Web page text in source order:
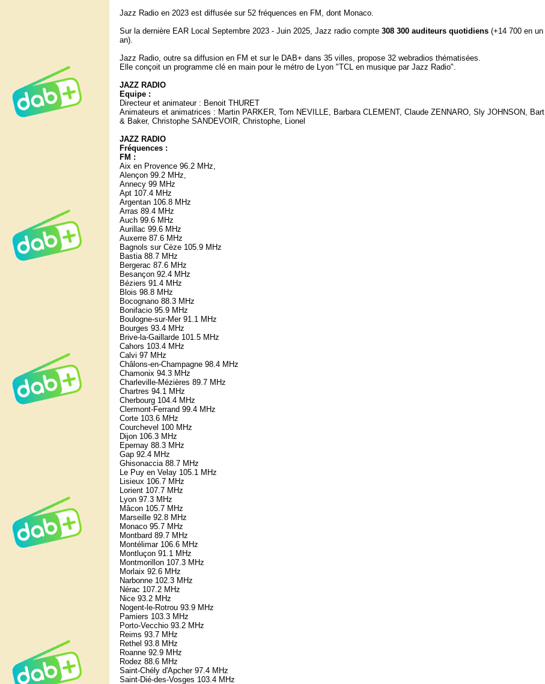
Jazz Radio en 2023 est diffusée sur 52 fréquences en FM, dont Monaco.
Sur la dernière EAR Local Septembre 2023 - Juin 2025, Jazz radio compte 308 300 auditeurs quotidiens (+14 700 en un
an).
Jazz Radio, outre sa diffusion en FM et sur le DAB+ dans 35 villes, propose 32 webradios thématisées.
Elle conçoit un programme clé en main pour le métro de Lyon "TCL en musique par Jazz Radio".
JAZZ RADIO
Equipe :
Directeur et animateur : Benoit THURET
Animateurs et animatrices : Martin PARKER, Tom NEVILLE, Barbara CLEMENT, Claude ZENNARO, Sly JOHNSON, Bart
& Baker, Christophe SANDEVOIR, Christophe, Lionel
JAZZ RADIO
Fréquences :
FM :
Aix en Provence 96.2 MHz,
Alençon 99.2 MHz,
Annecy 99 MHz
Apt 107.4 MHz
Argentan 106.8 MHz
Arras 89.4 MHz
Auch 99.6 MHz
Aurillac 99.6 MHz
Auxerre 87.6 MHz
Bagnols sur Cèze 105.9 MHz
Bastia 88.7 MHz
Bergerac 87.6 MHz
Besançon 92.4 MHz
Béziers 91.4 MHz
Blois 98.8 MHz
Bocognano 88.3 MHz
Bonifacio 95.9 MHz
Boulogne-sur-Mer 91.1 MHz
Bourges 93.4 MHz
Brive-la-Gaillarde 101.5 MHz
Cahors 103.4 MHz
Calvi 97 MHz
Châlons-en-Champagne 98.4 MHz
Chamonix 94.3 MHz
Charleville-Mézières 89.7 MHz
Chartres 94.1 MHz
Cherbourg 104.4 MHz
Clermont-Ferrand 99.4 MHz
Corte 103.6 MHz
Courchevel 100 MHz
Dijon 106.3 MHz
Epernay 88.3 MHz
Gap 92.4 MHz
Ghisonaccia 88.7 MHz
Le Puy en Velay 105.1 MHz
Lisieux 106.7 MHz
Lorient 107.7 MHz
Lyon 97.3 MHz
Mâcon 105.7 MHz
Marseille 92.8 MHz
Monaco 95.7 MHz
Montbard 89.7 MHz
Montélimar 106.6 MHz
Montluçon 91.1 MHz
Montmorillon 107.3 MHz
Morlaix 92.6 MHz
Narbonne 102.3 MHz
Nérac 107.2 MHz
Nice 93.2 MHz
Nogent-le-Rotrou 93.9 MHz
Pamiers 103.3 MHz
Porto-Vecchio 93.2 MHz
Reims 93.7 MHz
Rethel 93.8 MHz
Roanne 92.9 MHz
Rodez 88.6 MHz
Saint-Chély d'Apcher 97.4 MHz
Saint-Dié-des-Vosges 103.4 MHz